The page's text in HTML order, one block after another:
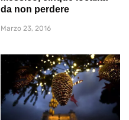
da non perdere
Marzo 23, 2016